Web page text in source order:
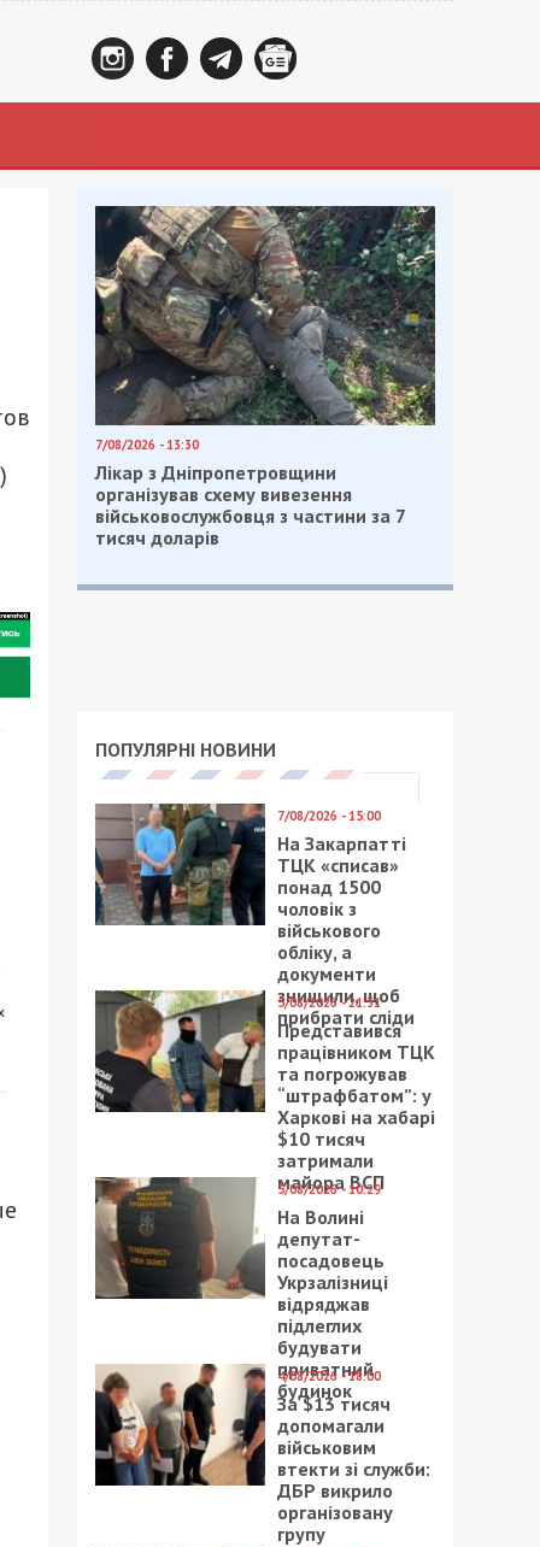
)
7/08/2026 - 13:30
Лікар з Дніпропетровщини
організував схему вивезення
військовослужбовця з частини за 7
тисяч доларів
ПОПУЛЯРНІ НОВИНИ
7/08/2026 - 15:00
На Закарпатті
ТЦК «списав»
понад 1500
чоловік з
військового
обліку, а
документи
знищили, щоб
прибрати сліди
5/08/2026 - 21:31
Представився
працівником ТЦК
та погрожував
“штрафбатом”: у
Харкові на хабарі
$10 тисяч
затримали
майора ВСП
5/08/2026 - 10:29
На Волині
депутат-
посадовець
Укрзалізниці
відряджав
підлеглих
будувати
приватний
будинок
4/08/2026 - 18:00
За $13 тисяч
допомагали
військовим
втекти зі служби:
ДБР викрило
організовану
групу